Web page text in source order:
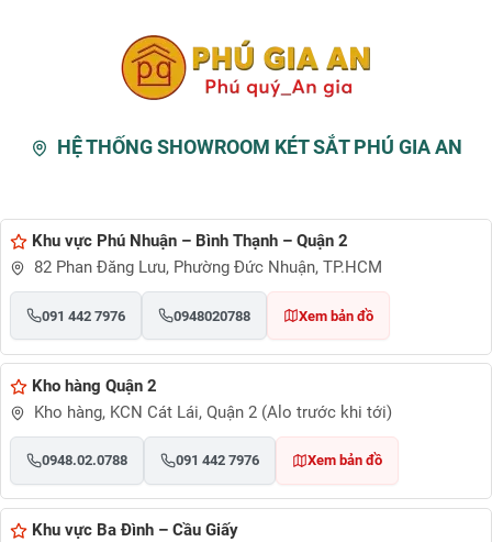
HỆ THỐNG SHOWROOM KÉT SẮT PHÚ GIA AN
Khu vực Phú Nhuận – Bình Thạnh – Quận 2
82 Phan Đăng Lưu, Phường Đức Nhuận, TP.HCM
091 442 7976 0948020788 Xem bản đồ
Kho hàng Quận 2
Kho hàng, KCN Cát Lái, Quận 2 (Alo trước khi tới)
0948.02.0788 091 442 7976 Xem bản đồ
Khu vực Ba Đình – Cầu Giấy